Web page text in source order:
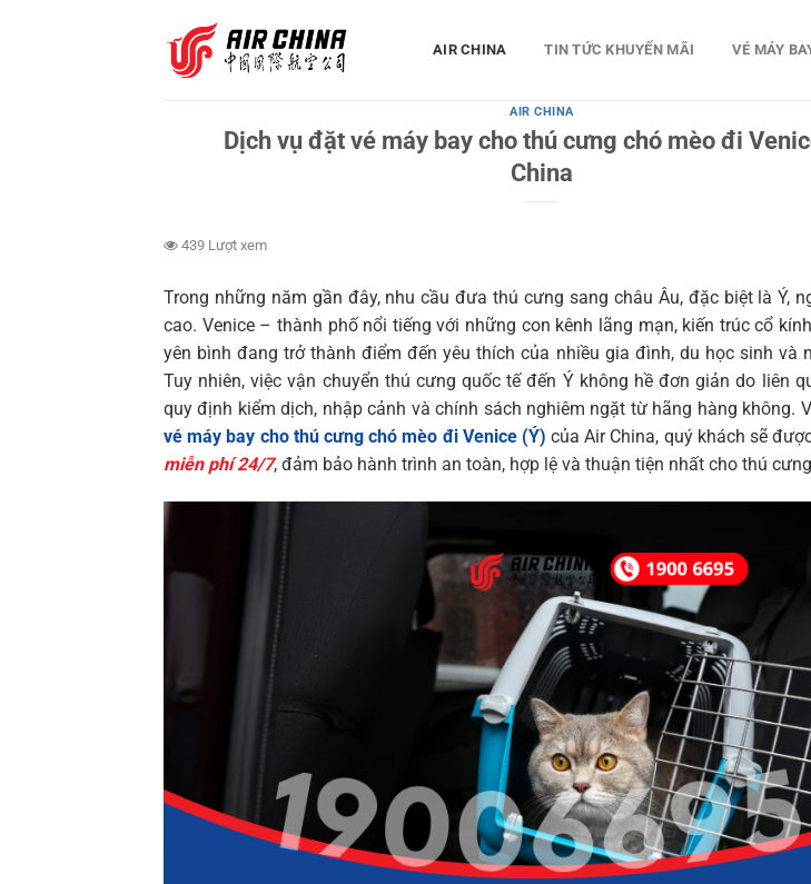
AIR CHINA TIN TỨC KHUYẾN MÃI VÉ MÁY
AIR CHINA
Dịch vụ đặt vé máy bay cho thú cưng chó mèo đi
China
439 Lượt xem
Trong những năm gần đây, nhu cầu đưa thú cưng sang châu Âu, đặc biệt là Ý,
cao. Venice – thành phố nổi tiếng với những con kênh lãng mạn, kiến trúc cổ
yên bình đang trở thành điểm đến yêu thích của nhiều gia đình, du học sinh và
Tuy nhiên, việc vận chuyển thú cưng quốc tế đến Ý không hề đơn giản do liên
quy định kiểm dịch, nhập cảnh và chính sách nghiêm ngặt từ hãng hàng không.
vé máy bay cho thú cưng chó mèo đi Venice (Ý) của Air China, quý khách sẽ
miễn phí 24/7, đảm bảo hành trình an toàn, hợp lệ và thuận tiện nhất cho thú